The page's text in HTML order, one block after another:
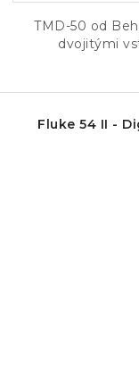
TMD-50 od
dvojitými
Fluke 54 II -